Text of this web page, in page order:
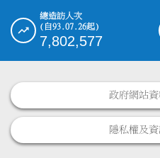
總造訪人次
(自93.07.26起)
7,802,577
政府網站
隱私權及